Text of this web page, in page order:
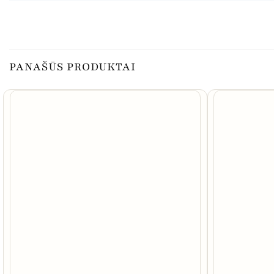
PANAŠŪS PRODUKTAI